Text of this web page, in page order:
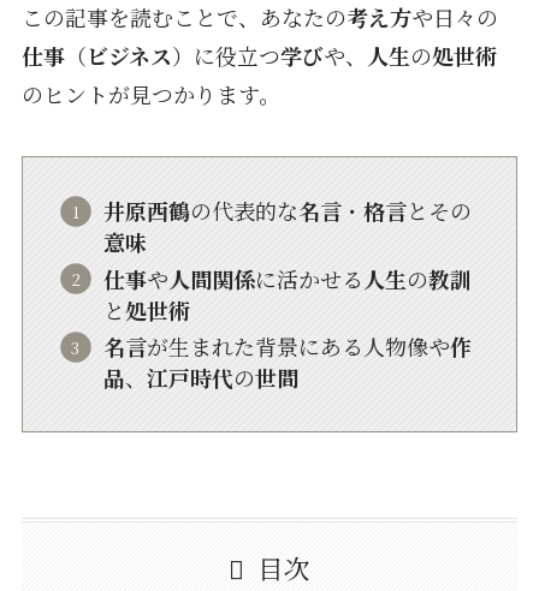
この記事を読むことで、あなたの考え方や日々の
仕事（ビジネス）に役立つ学びや、 人生の処世術
のヒントが見つかります。
井原西鶴の代表的な名言 ・格言とその
意味
仕事や人間関係に活かせる 人生の教訓
と処世術
名言が生まれた背景にある人物像や作
品、江戸時代の世間
目次